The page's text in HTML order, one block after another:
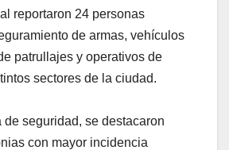
reportaron 24 personas
de armas, vehículos
patrullajes y operativos de
sectores de la ciudad.
de seguridad, se destacaron
con mayor incidencia